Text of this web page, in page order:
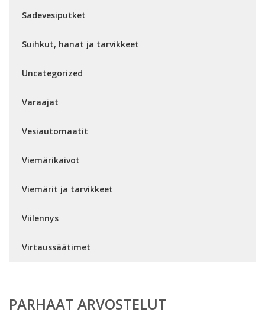
Sadevesiputket
Suihkut, hanat ja tarvikkeet
Uncategorized
Varaajat
Vesiautomaatit
Viemärikaivot
Viemärit ja tarvikkeet
Viilennys
Virtaussäätimet
PARHAAT ARVOSTELUT